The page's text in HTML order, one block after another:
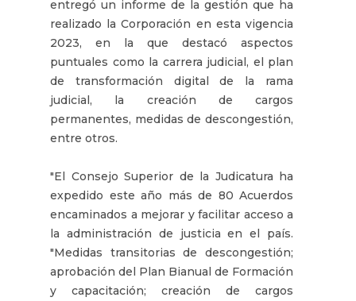
entregó un informe de la gestión que ha
realizado la Corporación en esta vigencia
2023, en la que destacó aspectos
puntuales como la carrera judicial, el plan
de transformación digital de la rama
judicial, la creación de cargos
permanentes, medidas de descongestión,
entre otros.
"El Consejo Superior de la Judicatura ha
expedido este año más de 80 Acuerdos
encaminados a mejorar y facilitar acceso a
la administración de justicia en el país.
"Medidas transitorias de descongestión;
aprobación del Plan Bianual de Formación
y capacitación; creación de cargos